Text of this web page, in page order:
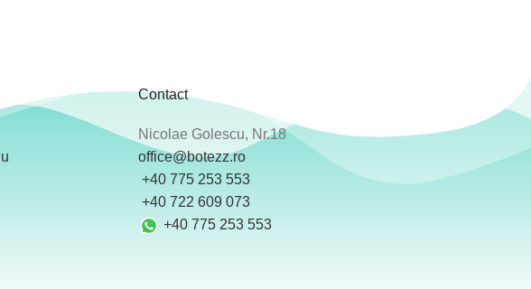
Contact
Nicolae Golescu, Nr.18
office@botezz.ro
+40 775 253 553
‪ +40 722 609 073
+40 775 253 553